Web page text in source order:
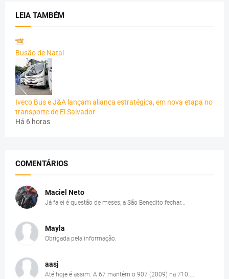
LEIA TAMBÉM
Busão de Natal
Iveco Bus e J&A lançam aliança estratégica, em nova etapa no
transporte de El Salvador
Há 6 horas
COMENTÁRIOS
Maciel Neto
Já falei é questão de meses, a São Benedito fechar...
Mayla
Obrigada pela informação.
aasj
Até hoje é assim. A 67 mantém o 907 (2009) na 710....